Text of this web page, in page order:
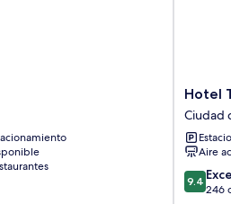
Hotel
The
Grang
Ciudad
de
Hotel
Ciudad
Aire
9.4
de
9.4
246